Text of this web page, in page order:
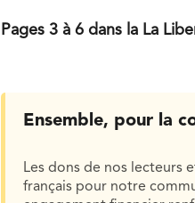
Pages 3 à 6 dans la La
Ensemble, pour la
Les dons de nos lecteurs
français pour notre